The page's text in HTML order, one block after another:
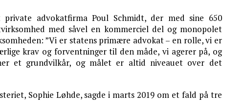
advokatfirma Poul Schmidt, der med sine 650
med såvel en kommerciel del og monopolet
”Vi er statens primære advokat – en rolle, vi er
krav og forventninger til den måde, vi agerer på, og
et grundvilkår, og målet er altid niveauet over det
Sophie Løhde, sagde i marts 2019 om et fald på tre